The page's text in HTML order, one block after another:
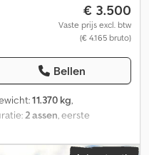
€ 3.500
Vaste prijs excl. btw
(€ 4.165 bruto)
Bellen
11.370 kg,
2 assen, eerste
, * Schmitz SKO 18 FP 45 Cool